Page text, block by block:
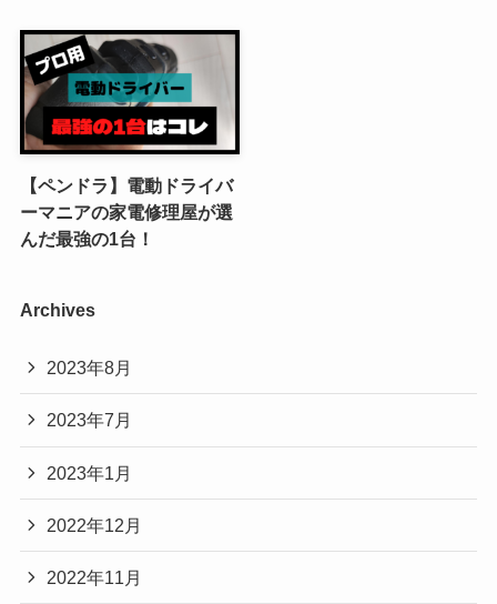
【ペンドラ】電動ドライバ
ーマニアの家電修理屋が選
んだ最強の1台！
Archives
2023年8月
2023年7月
2023年1月
2022年12月
2022年11月